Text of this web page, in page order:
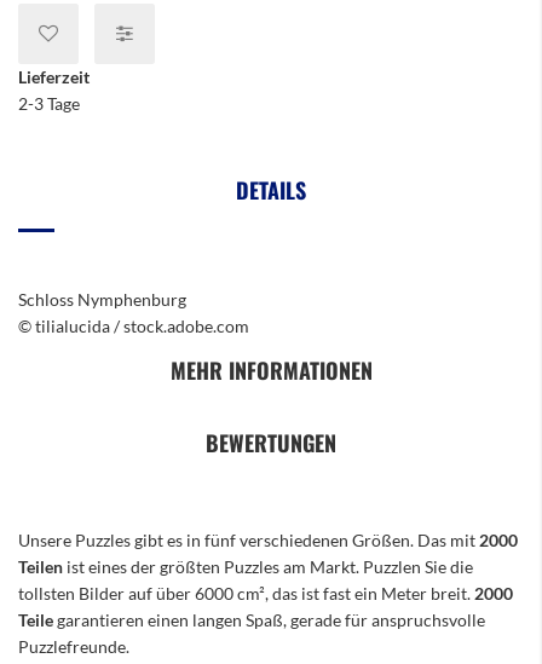
Lieferzeit
2-3 Tage
DETAILS
Schloss Nymphenburg
© tilialucida / stock.adobe.com
MEHR INFORMATIONEN
BEWERTUNGEN
Unsere Puzzles gibt es in fünf verschiedenen Größen. Das mit 2000
Teilen ist eines der größten Puzzles am Markt. Puzzlen Sie die
tollsten Bilder auf über 6000 cm², das ist fast ein Meter breit. 2000
Teilegarantieren einen langen Spaß, gerade für anspruchsvolle
Puzzlefreunde.